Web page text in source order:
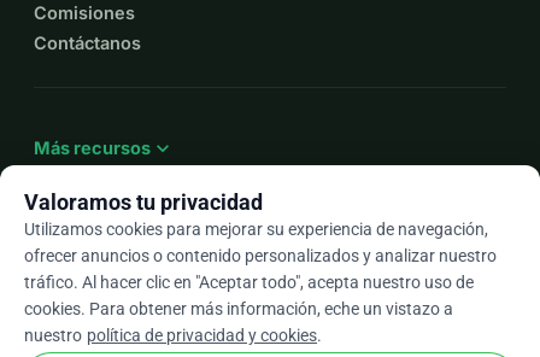
Comisiones
Contáctanos
Más recursos expand_more
Esarrow_drop_down
★★★★★4,9 / 5 según más de 500 reseñas
Valoramos tu privacidad
Utilizamos cookies para mejorar su experiencia de navegación,
ofrecer anuncios o contenido personalizados y analizar nuestro
tráfico. Al hacer clic en "Aceptar todo", acepta nuestro uso de
cookies. Para obtener más información, eche un vistazo a
nuestro política de privacidad y cookies.